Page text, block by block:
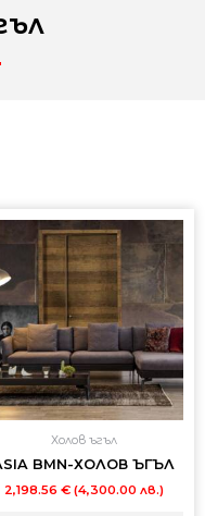
Холов ъгъл
BMN-ХОЛОВ ЪГЪЛ
2,198.56 € (4,300.00 лв.)